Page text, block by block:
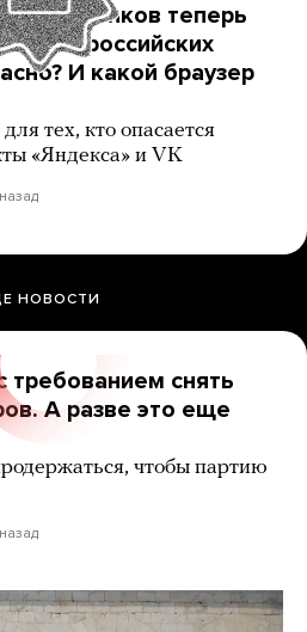
банков теперь
в российских
И какой браузер
тех, кто опасается
«Яндекса» и VK
НОВОСТИ
требованием снять
А разве это еще
чтобы партию